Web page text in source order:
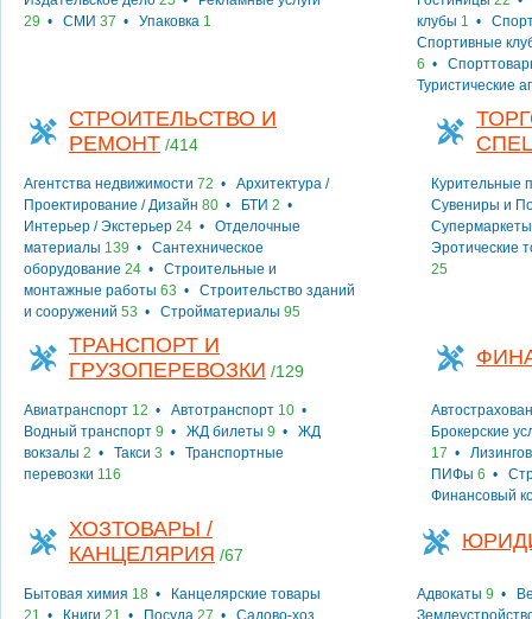
29 • СМИ 37 • Упаковка 1
клубы 1 •
Спортивные
6 •
Туристические
СТРОИТЕЛЬСТВО И
РЕМОНТ /414
Агентства недвижимости 72 • Архитектура /
Проектирование / Дизайн 80 • БТИ 2 •
Интерьер / Экстерьер 24 • Отделочные
материалы 139 • Сантехническое
оборудование 24 • Строительные и
монтажные работы 63 • Строительство зданий
и сооружений 53 • Стройматериалы 95
Курительные
Сувениры и
Супермаркеты
Эротические
25
ТРАНСПОРТ И
ГРУЗОПЕРЕВОЗКИ /129
Авиатранспорт 12 • Автотранспорт 10 •
Водный транспорт 9 • ЖД билеты 9 • ЖД
вокзалы 2 • Такси 3 • Транспортные
перевозки 116
Брокерские
17 •
ПИФы 6 •
Финансовый
ХОЗТОВАРЫ /
КАНЦЕЛЯРИЯ /67
Бытовая химия 18 •
Канцелярские товары
21
• Книги 21 • Посуда 27 • Садово-хоз.
Адвокаты 9 •